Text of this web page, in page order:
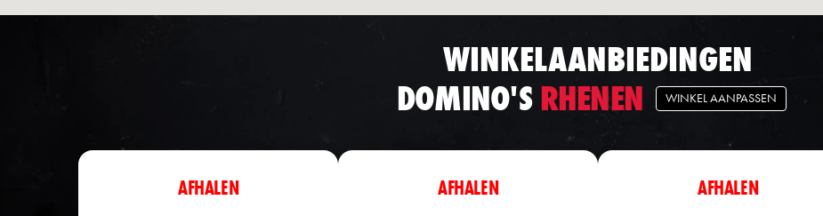
WINKELAANBIEDINGEN
DOMINO'S RHENEN WINKEL AANPASSEN
AFHALEN AFHALEN AFHALEN